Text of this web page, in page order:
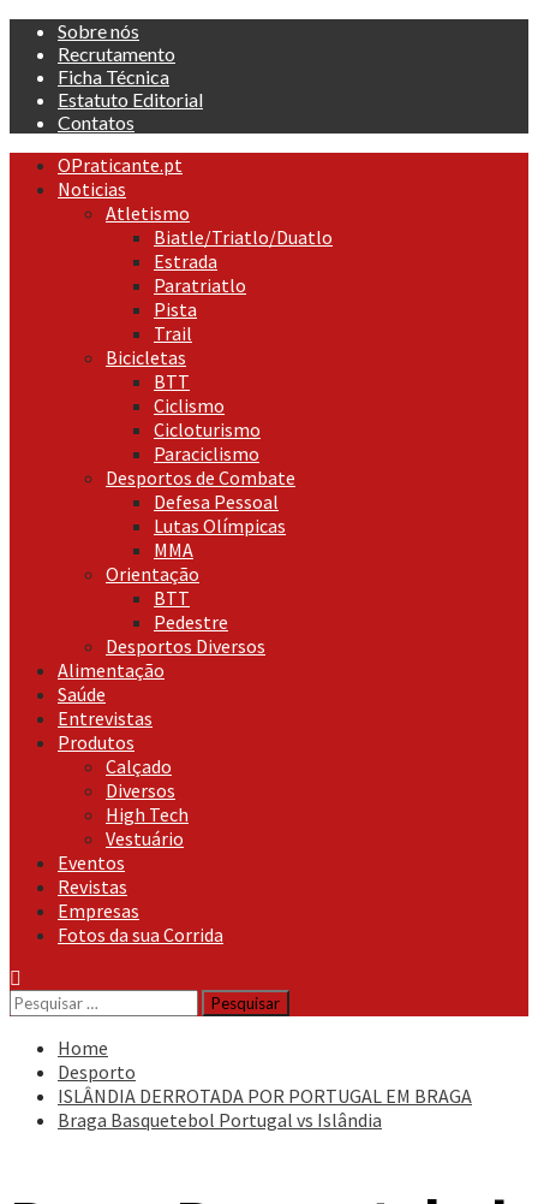
Skip
content
Sobre nós
Recrutamento
Ficha Técnica
Estatuto Editorial
Contatos
Primary
Menu
OPraticante.pt
Noticias
Atletismo
Biatle/Triatlo/Duatlo
Estrada
Paratriatlo
Pista
Trail
Bicicletas
BTT
Ciclismo
Cicloturismo
Paraciclismo
Desportos de Combate
Defesa Pessoal
Lutas Olímpicas
MMA
Orientação
BTT
Pedestre
Desportos Diversos
Alimentação
Saúde
Entrevistas
Produtos
Calçado
Diversos
High Tech
Vestuário
Eventos
Revistas
Empresas
Fotos da sua Corrida
Pesquisar
por:
Home
Desporto
ISLÂNDIA DERROTADA POR PORTUGAL EM BRAGA
Braga Basquetebol Portugal vs Islândia